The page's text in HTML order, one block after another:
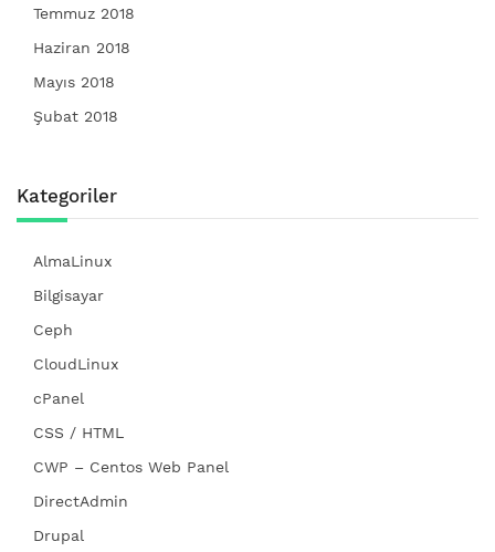
Temmuz 2018
Haziran 2018
Mayıs 2018
Şubat 2018
Kategoriler
AlmaLinux
Bilgisayar
Ceph
CloudLinux
cPanel
CSS / HTML
CWP – Centos Web Panel
DirectAdmin
Drupal